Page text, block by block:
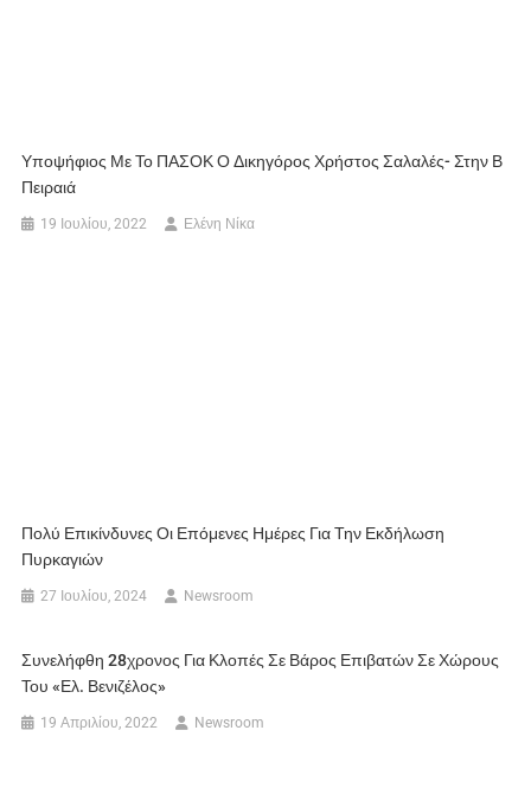
Υποψήφιος Με Το ΠΑΣΟΚ Ο Δικηγόρος Χρήστος Σαλαλές- Στην Β
Πειραιά
19 Ιουλίου, 2022 Ελένη Νίκα
Πολύ Επικίνδυνες Οι Επόμενες Ημέρες Για Την Εκδήλωση
Πυρκαγιών
27 Ιουλίου, 2024 Newsroom
Συνελήφθη 28χρονος Για Κλοπές Σε Βάρος Επιβατών Σε Χώρους
Του «Ελ. Βενιζέλος»
19 Απριλίου, 2022 Newsroom